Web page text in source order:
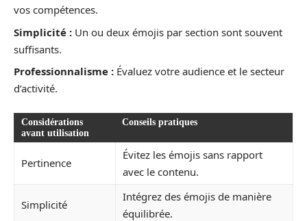
vos compétences.
Simplicité : Un ou deux émojis par section sont souvent
suffisants.
Professionnalisme : Évaluez votre audience et le secteur
d’activité.
Considérations
avant utilisation
Conseils pratiques
Pertinence
Évitez les émojis sans rapport
avec le contenu.
Simplicité
Intégrez des émojis de manière
équilibrée.